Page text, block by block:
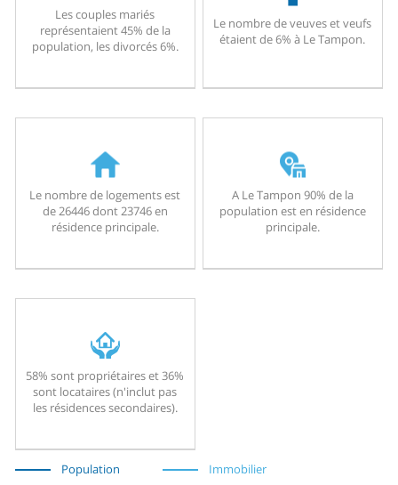
Les couples mariés
représentaient 45% de la
population, les divorcés 6%.
Le nombre de veuves et veufs
étaient de 6% à Le Tampon.
Le nombre de logements est
de 26446 dont 23746 en
résidence principale.
A Le Tampon 90% de la
population est en résidence
principale.
58% sont propriétaires et 36%
sont locataires (n'inclut pas
les résidences secondaires).
Population Immobilier